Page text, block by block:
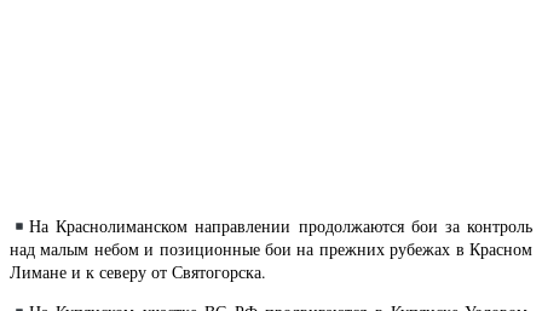
На Краснолиманском направлении продолжаются бои за контроль
над малым небом и позиционные бои на прежних рубежах в Красном
Лимане и к северу от Святогорска.